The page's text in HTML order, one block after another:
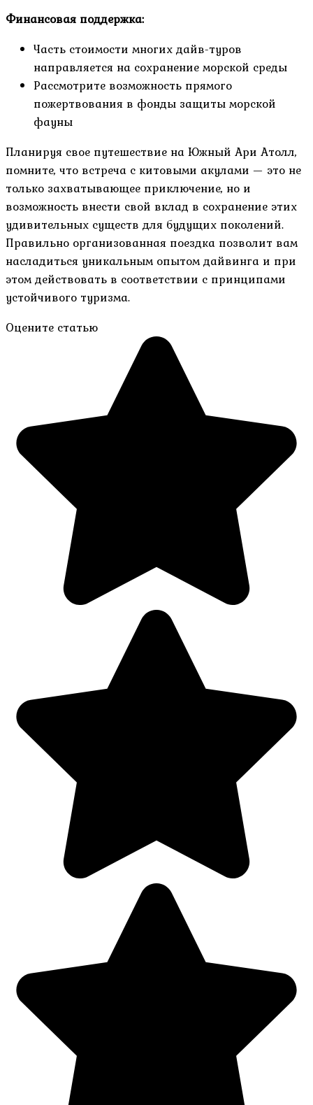
Финансовая поддержка:
Часть стоимости многих дайв-туров
направляется на сохранение морской среды
Рассмотрите возможность прямого
пожертвования в фонды защиты морской
фауны
Планируя свое путешествие на Южный Ари Атолл,
помните, что встреча с китовыми акулами — это не
только захватывающее приключение, но и
возможность внести свой вклад в сохранение этих
удивительных существ для будущих поколений.
Правильно организованная поездка позволит вам
насладиться уникальным опытом дайвинга и при
этом действовать в соответствии с принципами
устойчивого туризма.
Оцените статью